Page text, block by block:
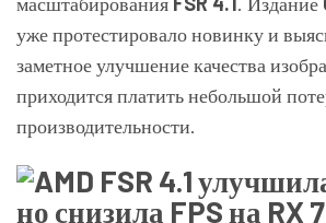
уже протестировало новинку и
заметное улучшение качества
приходится платить небольшой
производительности.